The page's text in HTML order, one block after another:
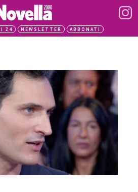
24 NEWSLETTER ABBONATI